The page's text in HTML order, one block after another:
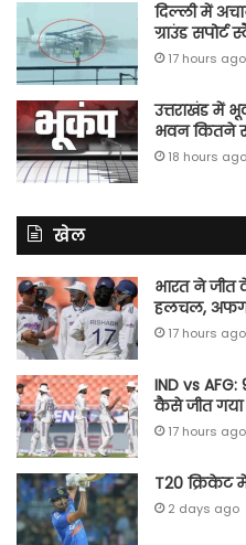
दिल्ली में
ग्राउंड
17 hours ago
उत्तराखंड में
भवन कितने
18 hours ago
खेल
भारत ने जीत
हलचल,
17 hours ago
IND vs
कैसे जीत गया
17 hours ago
T20
2 days ago